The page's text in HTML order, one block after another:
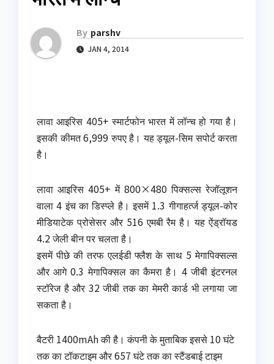
By parshv
JAN 4, 2014
लावा आइरिस 405+ स्मार्टफोन भारत मेंलॉन्च हो गया है।
इसकी कीमत 6,999 रुपए है। यह ड्यूल-सिम सपोर्ट करता
है।
लावा आइरिस 405+ में 800×480 पिक्सल्स रेजॉलूशन
वाला 4 इंच का डिस्प्ले है। इसमें 1.3 गीगाहर्त्ज ड्यूल-कोर
मीडियाटेक प्रोसेसर और 516 एमबी रैम है। यह ऐंड्रॉयड
4.2 जेली बीन पर चलता है।
इसमें पीछे की तरफ एलईडी फ्लैश के साथ 5 मेगापिक्सल्स
और आगे 0.3 मेगापिक्सल का कैमरा है। 4 जीबी इंटरनल
स्टॉरेज है और 32 जीबी तक का मेमरी कार्ड भी लगाया जा
सकता है।
बैटरी 1400mAh की है। कंपनी के मुताबिक इससे 10 घंटे
तक का टॉकटाइम और 657 घंटे तक का स्टैंडबाई टाइम